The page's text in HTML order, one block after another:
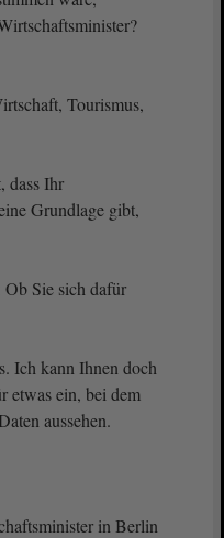
Tourismus,
dass Ihr
Grundlage gibt,
Sie sich dafür
Ich kann Ihnen doch
etwas ein, bei dem
aussehen.
in Berlin